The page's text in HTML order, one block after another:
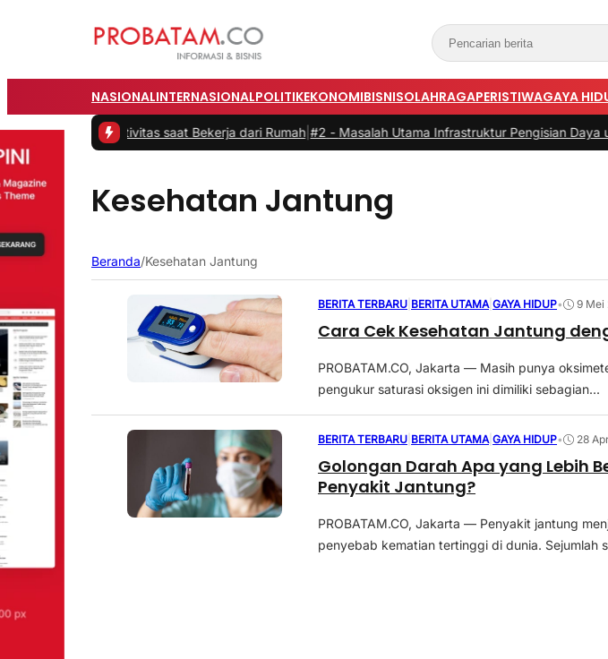
NASIONALINTERNASIONALPOLITIKEKONOMIBISNISOLAHRAGAPERISTIWAGAYA
Produktivitas saat Bekerja dari Rumah|#2 -Masalah Utama Infrastruktur Pengisian Daya untuk
Kesehatan Jantung
Beranda/Kesehatan Jantung
BERITA TERBARU BERITA UTAMA |GAYA HIDUP• 9 Mei
Cara Cek Kesehatan Jantung
PROBATAM.CO, Jakarta — Masih punya
pengukur saturasi oksigen ini dimiliki sebagian...
BERITA TERBARU BERITA UTAMA |GAYA HIDUP• 28
Golongan Darah Apa yang Lebih
Penyakit Jantung?
PROBATAM.CO, Jakarta — Penyakit jantung
penyebab kematian tertinggi di dunia. Sejumlah